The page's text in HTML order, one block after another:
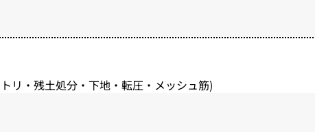
リ・残土処分・下地・転圧・メッシュ筋)